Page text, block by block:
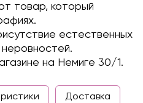
товар, который
естественных
на Немиге 30/1.
Доставка